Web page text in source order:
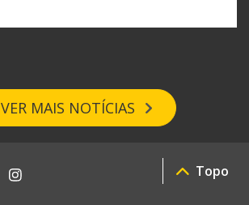
VER MAIS NOTÍCIAS
Topo